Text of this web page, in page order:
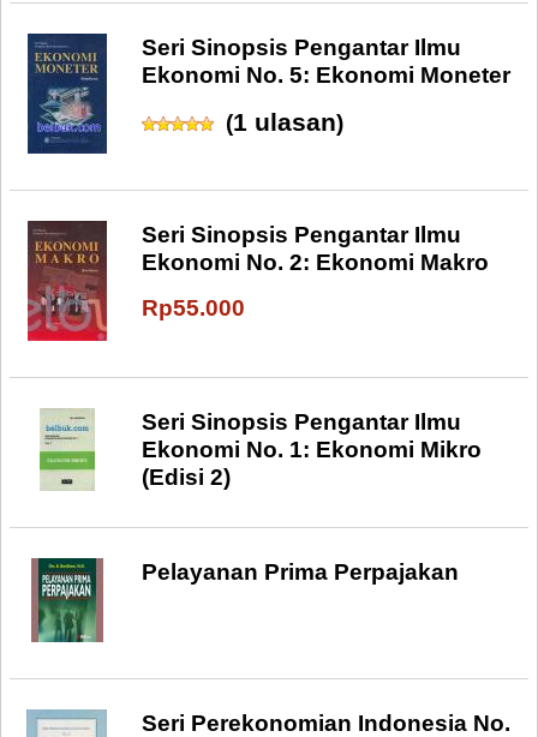
Seri Sinopsis Pengantar Ilmu
Ekonomi No. 5: Ekonomi Moneter
(1 ulasan)
Seri Sinopsis Pengantar Ilmu
Ekonomi No. 2: Ekonomi Makro
Rp55.000
Seri Sinopsis Pengantar Ilmu
Ekonomi No. 1: Ekonomi Mikro
(Edisi 2)
Pelayanan Prima Perpajakan
Seri Perekonomian Indonesia No.